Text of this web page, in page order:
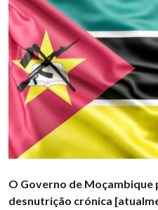
O Governo de
desnutrição crónica